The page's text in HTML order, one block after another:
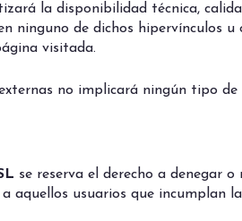
la disponibilidad técnica,
ninguno de dichos hipervínculos
visitada.
no implicará ningún tipo
se reserva el derecho a denegar
usuarios que incumplan